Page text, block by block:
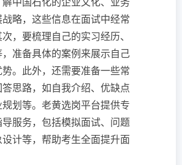
略，这些信息在面试中经常
，要梳理自己的实习经历、
准备具体的案例来展示自己
。此外，还需要准备一些常
答思路，如自我介绍、优缺点
划等。老黄选岗平台提供专
服务，包括模拟面试、问题
计等，帮助考生全面提升面